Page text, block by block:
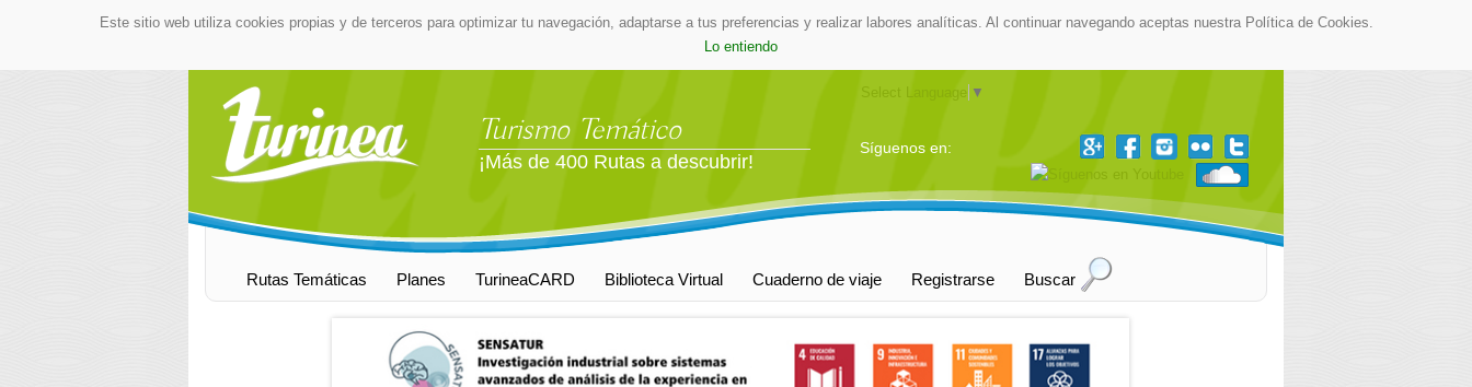
Este sitio web utiliza cookies propias y de terceros para optimizar tu navegación, adaptarse a tus preferencias y realizar labores analíticas. Al continuar navegando aceptas nuestra Política de Cookies.
Lo entiendo
Turismo Temático
¡Más de 400 Rutas a descubrir!
Select Language ▼
Síguenos en:
Rutas Temáticas Planes TurineaCARD Biblioteca Virtual Cuaderno de viaje Registrarse Buscar